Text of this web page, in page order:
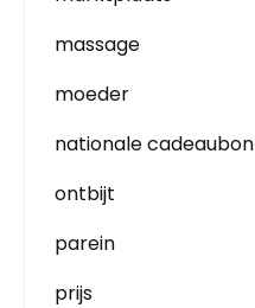
massage
moeder
nationale cadeaubon
ontbijt
parein
prijs